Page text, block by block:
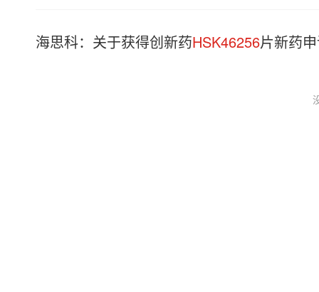
海思科：关于获得创新药HSK46256片新药